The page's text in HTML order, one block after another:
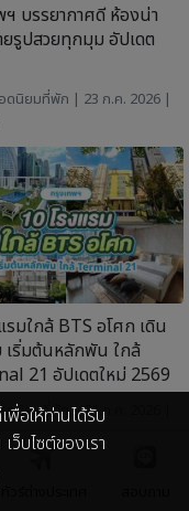
ฯ บรรยากาศดี ห้องน่า
รูปสวยทุกมุม อัปเดต
ดนิยมที่พัก | 23 ก.ค. 2026 |
รมใกล้ BTS อโศก เดิน
เริ่มต้นหลักพัน ใกล้
21 อัปเดตใหม่ 2569
ดนิยมที่พัก| 21 ก.ค. 2026 |
พื่อให้ท่านได้รับ
ว็บไซต์ของเรา